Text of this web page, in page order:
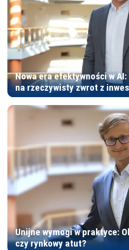
Nowa era efektywności w
na rzeczywisty zwrot z
Unijne wymogi w praktyce:
czy rynkowy atut?